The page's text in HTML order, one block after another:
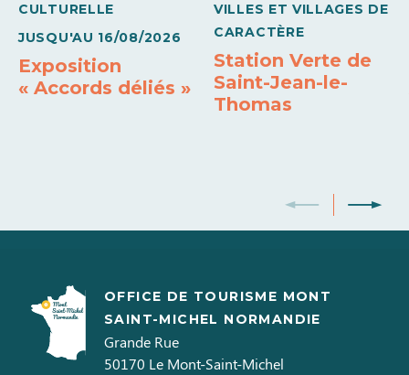
CULTURELLE
JUSQU'AU 16/08/2026
Exposition
« Accords déliés »
VILLES ET VILLAGES DE
CARACTÈRE
Station Verte de
Saint-Jean-le-
Thomas
OFFICE DE TOURISME MONT
SAINT-MICHEL NORMANDIE
Grande Rue
50170 Le Mont-Saint-Michel